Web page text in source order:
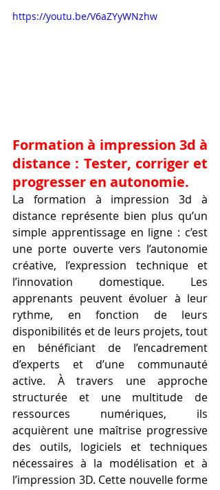
https://youtu.be/V6aZYyWNzhw
Formation à impression 3d à
distance : Tester, corriger et
progresser en autonomie.
La formation à impression 3d à
distance représente bien plus qu’un
simple apprentissage en ligne : c’est
une porte ouverte vers l’autonomie
créative, l’expression technique et
l’innovation domestique. Les
apprenants peuvent évoluer à leur
rythme, en fonction de leurs
disponibilités et de leurs projets, tout
en bénéficiant de l’encadrement
d’experts et d’une communauté
active. À travers une approche
structurée et une multitude de
ressources numériques, ils
acquièrent une maîtrise progressive
des outils, logiciels et techniques
nécessaires à la modélisation et à
l’impression 3D. Cette nouvelle forme